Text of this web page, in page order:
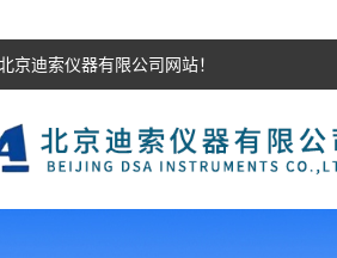
京迪索仪器有限公司网站！